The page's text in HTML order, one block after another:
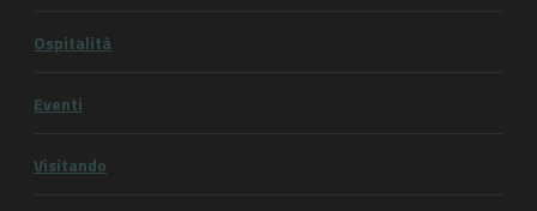
Ospitalità
Eventi
Visitando